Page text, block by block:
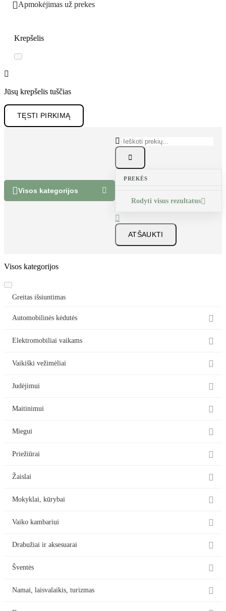
Apmokėjimas už prekes
Krepšelis

Jūsų krepšelis tuščias
TĘSTI PIRKIMĄ
 Visos kategorijos 


PREKĖS
Rodyti visus rezultatus

ATŠAUKTI
Visos kategorijos
Greitas išsiuntimas
Automobilinės kėdutės 
Elektromobiliai vaikams 
Vaikiški vežimėliai 
Judėjimui 
Maitinimui 
Miegui 
Priežiūrai 
Žaislai 
Mokyklai, kūrybai 
Vaiko kambariui 
Drabužiai ir aksesuarai 
Šventės 
Namai, laisvalaikis, turizmas 